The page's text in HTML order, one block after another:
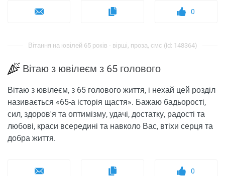
0
Вітання на ювілей 65 років - вірші, проза, смс (id: 148364)
Вітаю з ювілеєм з 65 голового
Вітаю з ювілеєм, з 65 голового життя, і нехай цей розділ
називається «65-а історія щастя». Бажаю бадьорості,
сил, здоров'я та оптимізму, удачі, достатку, радості та
любові, краси всередині та навколо Вас, втіхи серця та
добра життя.
0